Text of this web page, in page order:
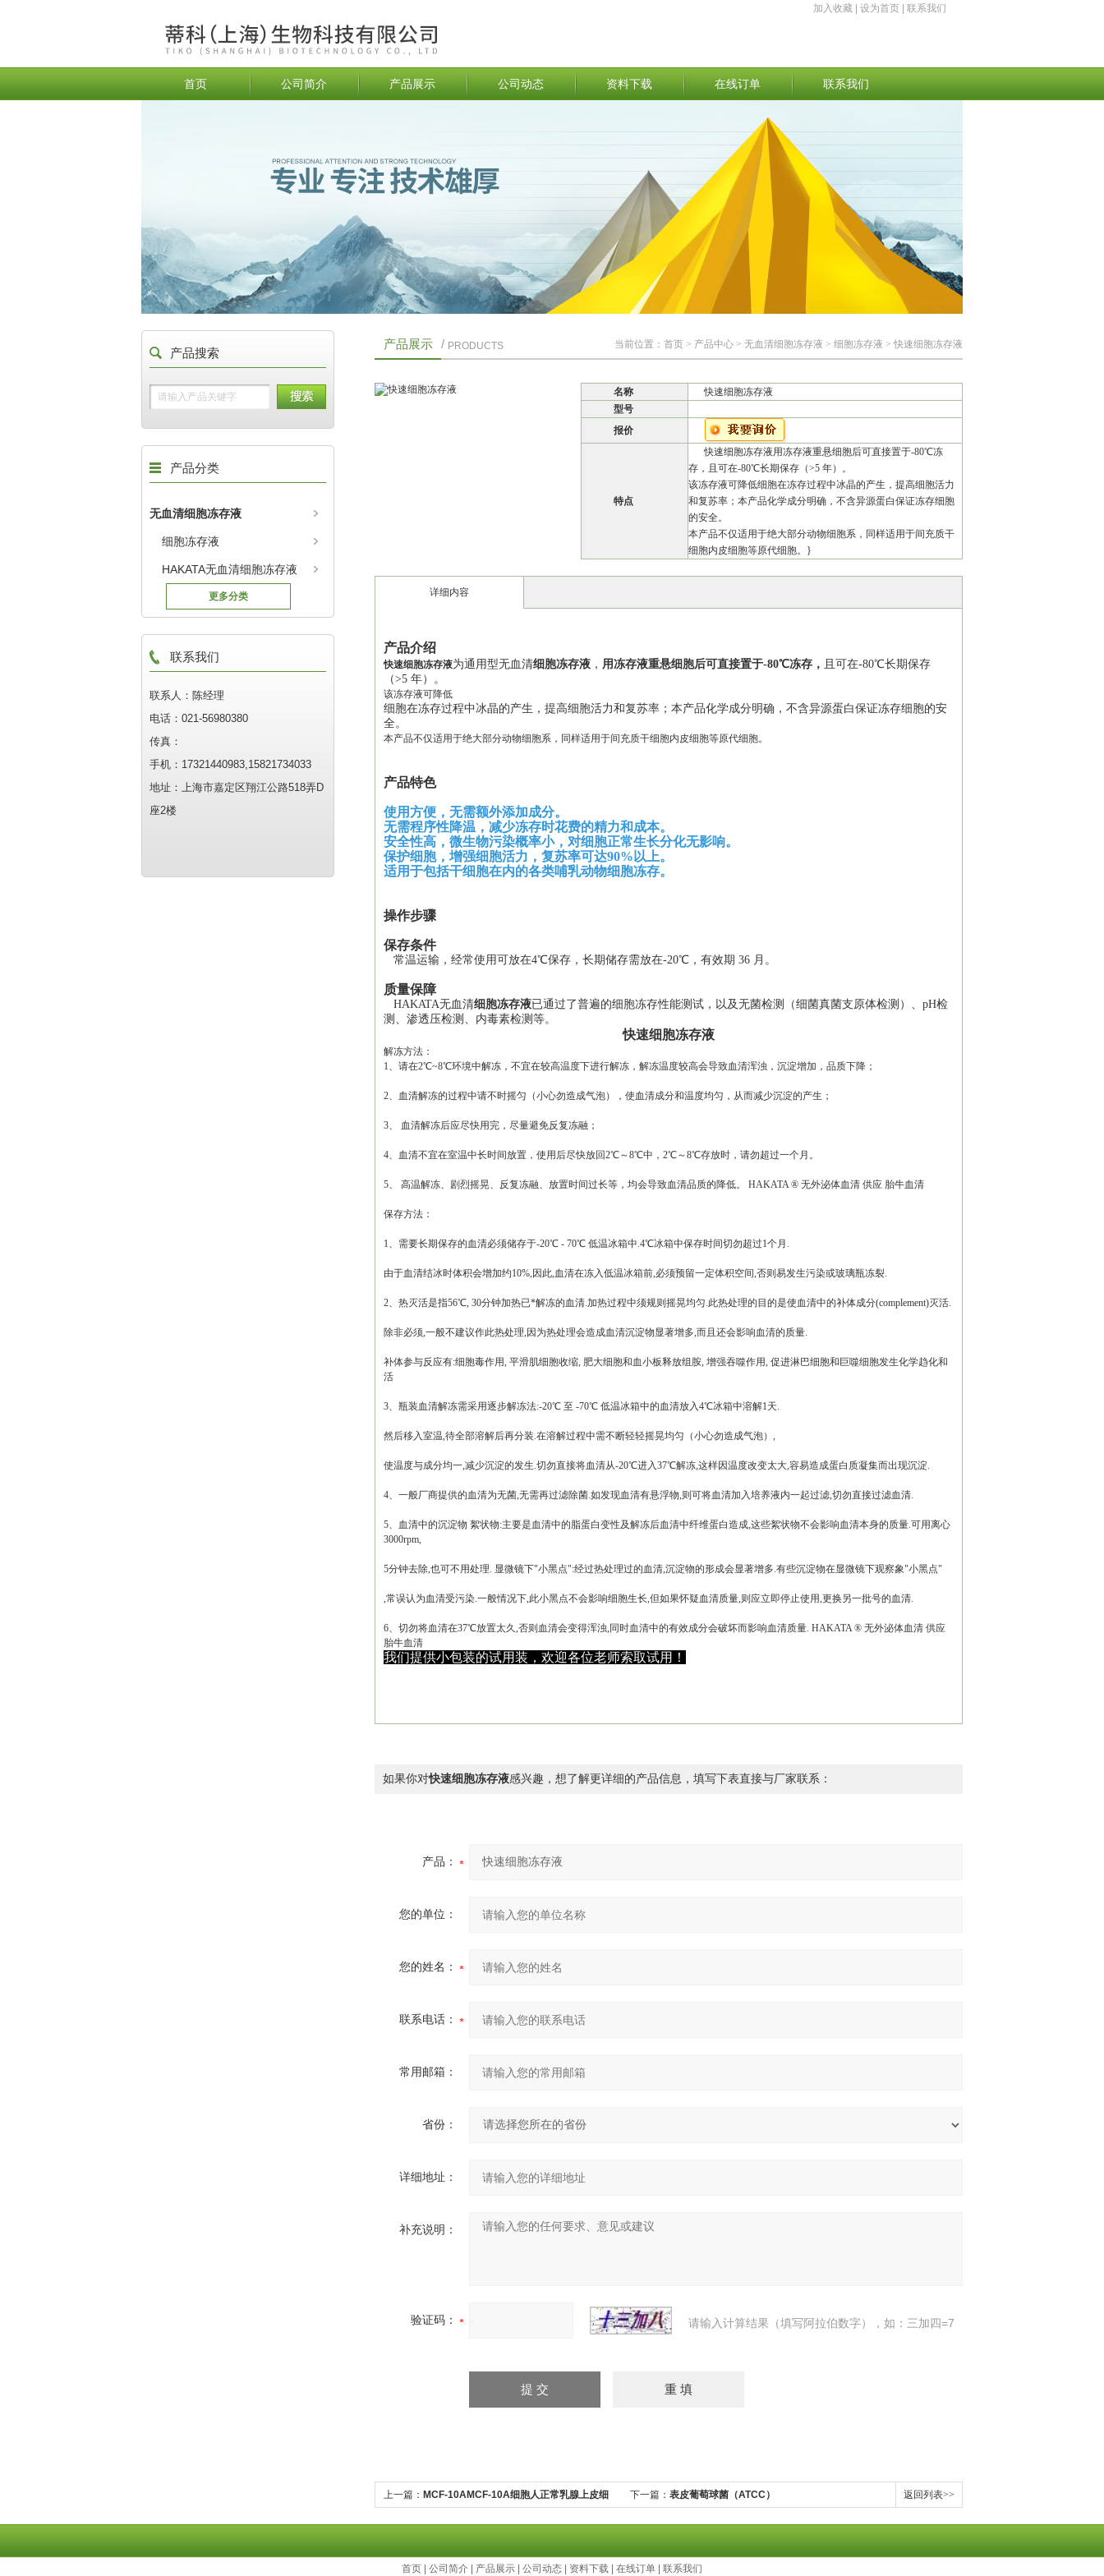
加入收藏 设为首页 联系我们
首页 公司简介 产品展示 公司动态 资料下载 在线订单 联系我们
产品搜索
产品分类
无血清细胞冻存液
细胞冻存液
HAKATA无血清细胞冻存液
更多分类
联系我们
联系人：陈经理
电话：021-56980380
传真：
手机：17321440983,15821734033
地址：上海市嘉定区翔江公路518弄D
座2楼
产品展示 / PRODUCTS 当前位置： 首页 > 产品中心 > 无血清细胞冻存液 > 细胞冻存液 > 快速细胞冻存液
名称
快速细胞冻存液
型号
报价
特点
快速细胞冻存液用冻存液重悬细胞后可直接置于-80℃冻
存，且可在-80℃长期保存（>5 年）。
该冻存液可降低细胞在冻存过程中冰晶的产生，提高细胞活力
和复苏率；本产品化学成分明确，不含异源蛋白保证冻存细胞
的安全。
本产品不仅适用于绝大部分动物细胞系，同样适用于间充质干
细胞内皮细胞等原代细胞。}
详细内容
产品介绍
快速细胞冻存液为通用型无血清细胞冻存液 ， 用冻存液重悬细胞后可直接置于-80℃冻存 ， 且 可在-80℃长期保存
（>5 年）。
该冻存液可降低
细胞在冻存过程中冰晶的产生，提高细胞活力和复苏率； 本产品化学成分明确，不含异源蛋白保证冻存细胞的安
全。
本产品不仅适用于绝大部分动物细胞系，同样适用于间充质干细胞内皮细胞等原代细胞。
产品特色
使用方便，无需额外添加成分。
无需程序性降温 ， 减少冻存时花费的精力和成本。
安全性高， 微生物污染概率小，对细胞正常生长分化无影响。
保护细胞，增强细胞活力，复苏率可达90%以上。
适用于包括干细胞在内的各类哺乳动物细胞冻存。
操作步骤
保存条件
常温运输， 经常使用可放在4℃保存，长期储存需放在-20℃，有效期 36 月。
质量保障
HAKATA无血清细胞冻存液已通过了普遍的细胞冻存性能测试，以及无菌检测（细菌真菌支原体检测）、pH检
测、渗透压检测、内毒素检测等。
快速细胞冻存液
解冻方法：
1、请在2℃~8℃环境中解冻，不宜在较高温度下进行解冻，解冻温度较高会导致血清浑浊，沉淀增加，品质下降；
2、血清解冻的过程中请不时摇匀（小心勿造成气泡），使血清成分和温度均匀，从而减少沉淀的产生；
3、 血清解冻后应尽快用完，尽量避免反复冻融；
4、血清不宜在室温中长时间放置，使用后尽快放回2℃～8℃中，2℃～8℃存放时，请勿超过一个月。
5、 高温解冻、剧烈摇晃、反复冻融、放置时间过长等，均会导致血清品质的降低。 HAKATA ® 无外泌体血清 供应 胎牛血清
保存方法：
1、需要长期保存的血清必须储存于-20℃ - 70℃ 低温冰箱中.4℃冰箱中保存时间切勿超过1个月.
由于血清结冰时体积会增加约10%,因此,血清在冻入低温冰箱前,必须预留一定体积空间,否则易发生污染或玻璃瓶冻裂.
2、热灭活是指56℃, 30分钟加热已*解冻的血清.加热过程中须规则摇晃均匀.此热处理的目的是使血清中的补体成分(complement)灭活.
除非必须,一般不建议作此热处理,因为热处理会造成血清沉淀物显著增多,而且还会影响血清的质量.
补体参与反应有:细胞毒作用, 平滑肌细胞收缩, 肥大细胞和血小板释放组胺, 增强吞噬作用, 促进淋巴细胞和巨噬细胞发生化学趋化和
活
3、瓶装血清解冻需采用逐步解冻法:-20℃ 至 -70℃ 低温冰箱中的血清放入4℃冰箱中溶解1天.
然后移入室温,待全部溶解后再分装.在溶解过程中需不断轻轻摇晃均匀（小心勿造成气泡）,
使温度与成分均一,减少沉淀的发生.切勿直接将血清从-20℃进入37℃解冻,这样因温度改变太大,容易造成蛋白质凝集而出现沉淀.
4、一般厂商提供的血清为无菌,无需再过滤除菌.如发现血清有悬浮物,则可将血清加入培养液内一起过滤,切勿直接过滤血清.
5、血清中的沉淀物 絮状物:主要是血清中的脂蛋白变性及解冻后血清中纤维蛋白造成,这些絮状物不会影响血清本身的质量.可用离心
3000rpm,
5分钟去除,也可不用处理. 显微镜下"小黑点":经过热处理过的血清,沉淀物的形成会显著增多.有些沉淀物在显微镜下观察象"小黑点"
,常误认为血清受污染.一般情况下,此小黑点不会影响细胞生长,但如果怀疑血清质量,则应立即停止使用,更换另一批号的血清.
6、切勿将血清在37℃放置太久,否则血清会变得浑浊,同时血清中的有效成分会破坏而影响血清质量. HAKATA ® 无外泌体血清 供应
胎牛血清
我们提供小包装的试用装，欢迎各位老师索取试用！
如果你对快速细胞冻存液感兴趣，想了解更详细的产品信息，填写下表直接与厂家联系：
产品：
您的单位：
您的姓名：
联系电话：
常用邮箱：
省份：
详细地址：
补充说明：
验证码： 请输入计算结果（填写阿拉伯数字），如：三加四=7
上一篇： MCF-10AMCF-10A细胞人正常乳腺上皮细 下一篇： 表皮葡萄球菌（ATCC） 返回列表>>
首页 公司简介 产品展示 公司动态 资料下载 在线订单 联系我们